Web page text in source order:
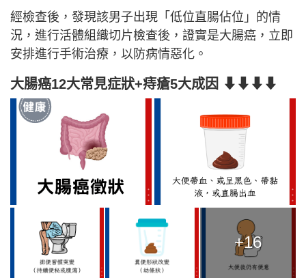
經檢查後，發現該男子出現「低位直腸佔位」的情
況，進行活體組織切片檢查後，證實是大腸癌，立即
安排進行手術治療，以防病情惡化。
大腸癌12大常見症狀+痔瘡5大成因 ⬇⬇⬇⬇
+16